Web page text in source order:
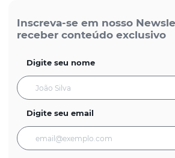
Inscreva-se em nosso
receber conteúdo exclusivo
Digite seu nome
Digite seu email